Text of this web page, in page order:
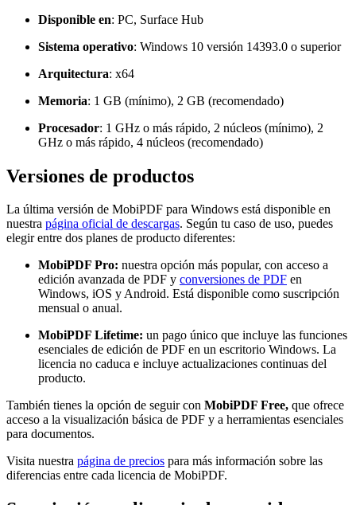
Disponible en: PC, Surface Hub
Sistema operativo: Windows 10 versión 14393.0 o superior
Arquitectura: x64
Memoria: 1 GB (mínimo), 2 GB (recomendado)
Procesador: 1 GHz o más rápido, 2 núcleos (mínimo), 2
GHz o más rápido, 4 núcleos (recomendado)
Versiones de productos
La última versión de MobiPDF para Windows está disponible en
nuestra página oficial de descargas. Según tu caso de uso, puedes
elegir entre dos planes de producto diferentes:
MobiPDF Pro: nuestra opción más popular, con acceso a
edición avanzada de PDF y conversiones de PDF en
Windows, iOS y Android. Está disponible como suscripción
mensual o anual.
MobiPDF Lifetime: un pago único que incluye las funciones
esenciales de edición de PDF en un escritorio Windows. La
licencia no caduca e incluye actualizaciones continuas del
producto.
También tienes la opción de seguir con MobiPDF Free, que ofrece
acceso a la visualización básica de PDF y a herramientas esenciales
para documentos.
Visita nuestra página de precios para más información sobre las
diferencias entre cada licencia de MobiPDF.